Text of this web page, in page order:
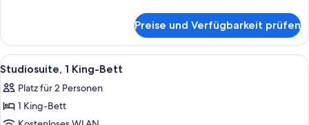
Zimmer,
1 King-
Bett
Preise und Verfügbarkeit prüfen
Alle
Fotos
für
Studiosuite,
Ein Hotelzimmer mit einem großen
5
Studiosuite, 1 King-Bett
Platz für 2 Personen
1 King-Bett